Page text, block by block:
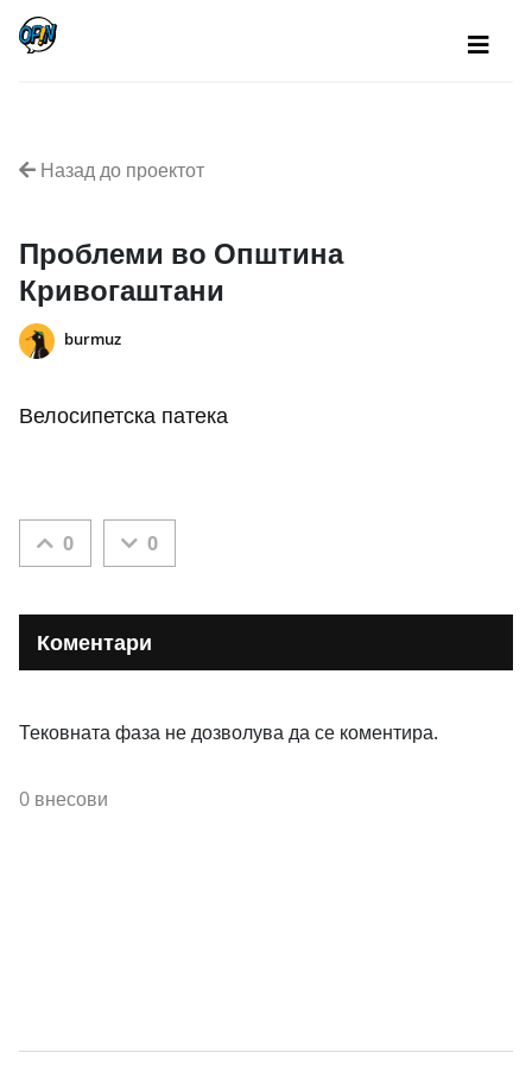
Назад до проектот
Проблеми во Општина
Кривогаштани
burmuz
Велосипетска патека
0 0
Коментари
Тековната фаза не дозволува да се коментира.
0 внесови